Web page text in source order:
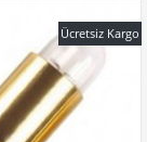
Ücretsiz Kargo